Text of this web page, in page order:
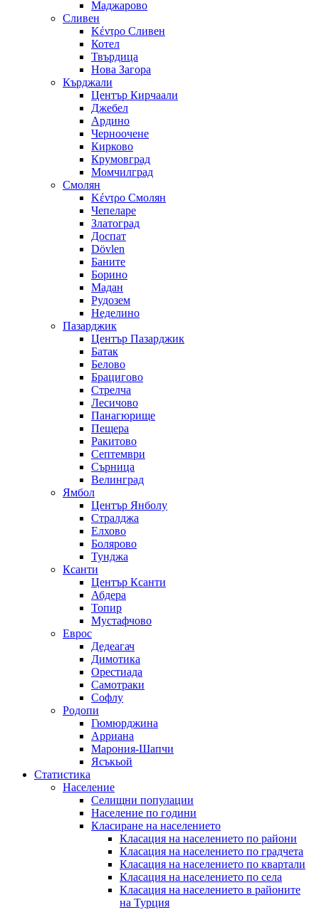
Маджарово
Сливен
Κέντρο Сливен
Котел
Твърдица
Нова Загора
Кърджали
Център Кирчаали
Джебел
Ардино
Черноочене
Кирково
Крумовград
Момчилград
Смолян
Κέντρο Смолян
Чепеларе
Златоград
Доспат
Dövlen
Баните
Борино
Мадан
Рудозем
Неделино
Пазарджик
Център Пазарджик
Батак
Белово
Брацигово
Стрелча
Лесичово
Панагюрище
Пещера
Ракитово
Септември
Сърница
Велинград
Ямбол
Център Янболу
Стралджа
Елхово
Болярово
Тунджа
Ксанти
Център Ксанти
Абдера
Топир
Мустафчово
Еврос
Дедеагач
Димотика
Орестиада
Самотраки
Софлу
Родопи
Гюмюрджина
Арриана
Марония-Шапчи
Ясъкьой
Статистика
Население
Селищни популации
Население по години
Класиране на населението
Класация на населението по райони
Класация на населението по градчета
Класация на населението по квартали
Класация на населението по села
Класация на населението в районите
на Турция